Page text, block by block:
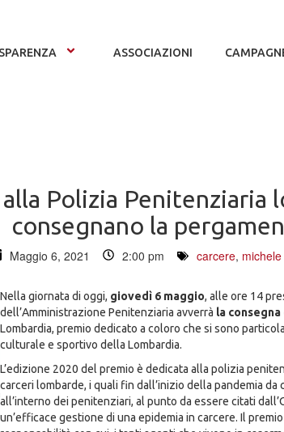
ASSOCIAZIONI
Polizia
consegnano la
Maggio 6, 2021 2:00 pm carcere,
Nella giornata di oggi, giovedì 6 maggio, alle ore 14
dell’Amministrazione Penitenziaria avverrà la
Lombardia, premio dedicato a coloro che si sono
culturale e sportivo della Lombardia.
L’edizione 2020 del premio è dedicata alla polizia
carceri lombarde, i quali fin dall’inizio della pandemia
all’interno dei penitenziari, al punto da essere citati
un’efficace gestione di una epidemia in carcere. Il